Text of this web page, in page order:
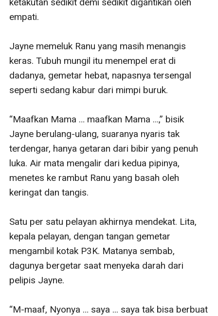
ketakutan sedikit demi sedikit digantikan oleh
empati.
Jayne memeluk Ranu yang masih menangis
keras. Tubuh mungil itu menempel erat di
dadanya, gemetar hebat, napasnya tersengal
seperti sedang kabur dari mimpi buruk.
“Maafkan Mama … maafkan Mama …,” bisik
Jayne berulang-ulang, suaranya nyaris tak
terdengar, hanya getaran dari bibir yang penuh
luka. Air mata mengalir dari kedua pipinya,
menetes ke rambut Ranu yang basah oleh
keringat dan tangis.
Satu per satu pelayan akhirnya mendekat. Lita,
kepala pelayan, dengan tangan gemetar
mengambil kotak P3K. Matanya sembab,
dagunya bergetar saat menyeka darah dari
pelipis Jayne.
“M-maaf, Nyonya … saya ... saya tak bisa berbuat